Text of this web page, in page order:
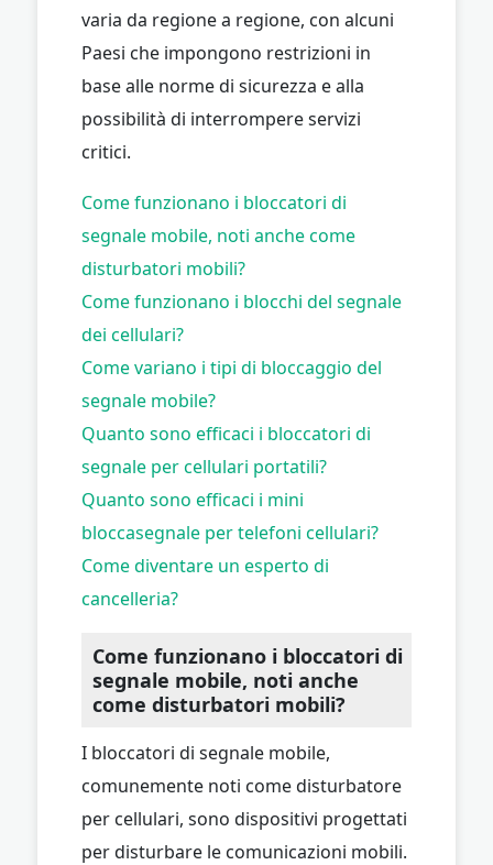
varia da regione a regione, con alcuni
Paesi che impongono restrizioni in
base alle norme di sicurezza e alla
possibilità di interrompere servizi
critici.
Come funzionano i bloccatori di
segnale mobile, noti anche come
disturbatori mobili?
Come funzionano i blocchi del segnale
dei cellulari?
Come variano i tipi di bloccaggio del
segnale mobile?
Quanto sono efficaci i bloccatori di
segnale per cellulari portatili?
Quanto sono efficaci i mini
bloccasegnale per telefoni cellulari?
Come diventare un esperto di
cancelleria?
Come funzionano i bloccatori di
segnale mobile, noti anche
come disturbatori mobili?
I bloccatori di segnale mobile,
comunemente noti come disturbatore
per cellulari, sono dispositivi progettati
per disturbare le comunicazioni mobili.